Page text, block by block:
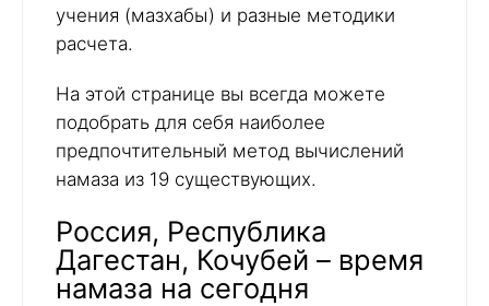
учения (мазхабы) и разные методики
расчета.
На этой странице вы всегда можете
подобрать для себя наиболее
предпочтительный метод вычислений
намаза из 19 существующих.
Россия, Республика
Дагестан, Кочубей – время
намаза на сегодня